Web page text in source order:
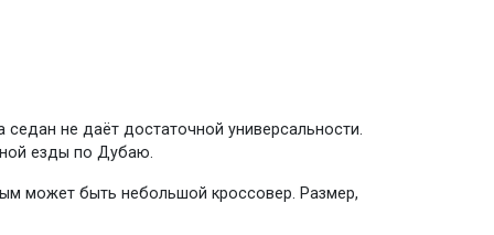
не даёт достаточной универсальности.
езды по Дубаю.
может быть небольшой кроссовер. Размер,